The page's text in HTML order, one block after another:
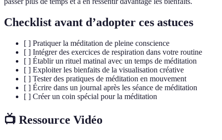
Checklist avant d’adopter ces astuces
[ ] Pratiquer la méditation de pleine conscience
[ ] Intégrer des exercices de respiration dans votre routine
[ ] Établir un rituel matinal avec un temps de méditation
[ ] Exploiter les bienfaits de la visualisation créative
[ ] Tester des pratiques de méditation en mouvement
[ ] Écrire dans un journal après les séance de méditation
[ ] Créer un coin spécial pour la méditation
📺 Ressource Vidéo